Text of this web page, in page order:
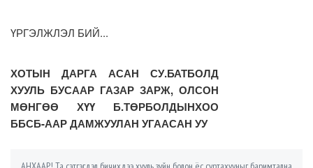
ҮРГЭЛЖЛЭЛ БИЙ...
ХОТЫН ДАРГА АСАН СУ.БАТБОЛД
ХУУЛЬ БУСААР ГАЗАР ЗАРЖ, ОЛСОН
МӨНГӨӨ ХҮҮ Б.ТӨРБОЛДЫНХОО
ББСБ-ААР ДАМЖУУЛАН УГААСАН УУ